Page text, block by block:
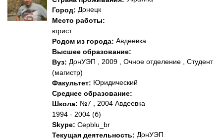
Город: Донецк
Место работы:
юрист
Родом из города: Авдеевка
Высшее образование:
Вуз: ДонУЭП , 2009 , Очное отделение , Студент
(магистр)
Факультет: Юридический
Среднее образование:
Школа: №7 , 2004 Авдеевка
1994 - 2004 (б)
Skype: Cepblu_br
Текущая деятельность: ДонУЭП